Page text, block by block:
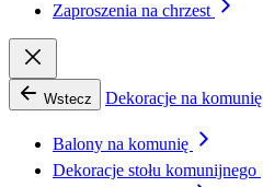
Zaproszenia na chrzest
Wstecz Dekoracje na komunię
Balony na komunię
Dekoracje stołu komunijnego